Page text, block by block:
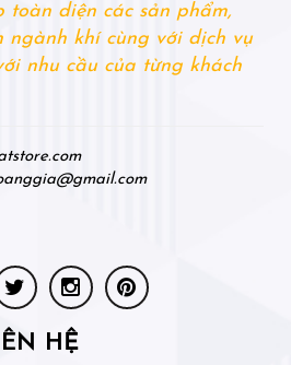
toàn diện các sản phẩm,
ngành khí cùng với dịch vụ
nhu cầu của từng khách
HỆ